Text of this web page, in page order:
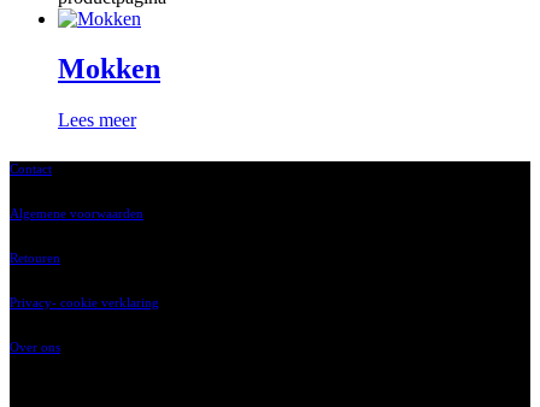
Mokken
Lees meer
Contact
Algemene voorwaarden
Retouren
Privacy- cookie verklaring
Over ons